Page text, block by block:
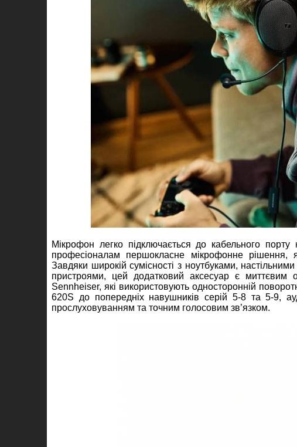
Мікрофон легко підключається до кабельного
професіоналам першокласне мікрофонне рішення,
Завдяки широкій сумісності з ноутбуками,
пристроями, цей додатковий аксесуар є
Sennheiser, які використовують односторонній
620S до попередніх навушників серій 5-8 та 5-9,
прослуховуванням та точним голосовим зв’язком.